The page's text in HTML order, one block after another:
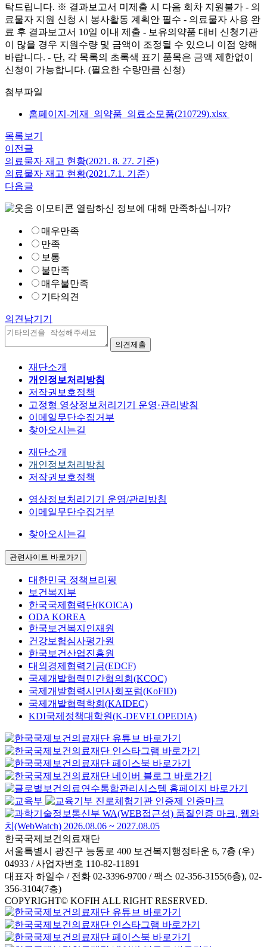
탁드립니다. ※ 결과보고서 미제출 시 다음 회차 지원불가 - 의
료물자 지원 신청 시 봉사활동 계획안 필수 - 의료물자 사용 완
료 후 결과보고서 10일 이내 제출 - 보유의약품 대비 신청기관
이 많을 경우 지원수량 및 금액이 조정될 수 있으니 이점 양해
바랍니다. - 단, 각 목록의 초록색 표기 품목은 금액 제한없이
신청이 가능합니다. (필요한 수량만큼 신청)
첨부파일
홈페이지-게재_의약품_의료소모품(210729).xlsx
목록보기
이전글
의료물자 재고 현황(2021. 8. 27. 기준)
의료물자 재고 현황(2021.7.1. 기준)
다음글
열람하신 정보에 대해 만족하십니까?
매우만족
만족
보통
불만족
매우불만족
기타의견
의견남기기
재단소개
개인정보처리방침
저작권보호정책
고정형 영상정보처리기기 운영·관리방침
이메일무단수집거부
찾아오시는길
재단소개
개인정보처리방침
저작권보호정책
영상정보처리기기 운영/관리방침
이메일무단수집거부
찾아오시는길
관련사이트 바로가기
대한민국 정책브리핑
보건복지부
한국국제협력단(KOICA)
ODA KOREA
한국보건복지인재원
건강보험심사평가원
한국보건산업진흥원
대외경제협력기금(EDCF)
국제개발협력민간협의회(KCOC)
국제개발협력시민사회포럼(KoFID)
국제개발협력학회(KAIDEC)
KDI국제정책대학원(K-DEVELOPEDIA)
한국국제보건의료재단
서울특별시 광진구 능동로 400 보건복지행정타운 6, 7층 (우)
04933 / 사업자번호 110-82-11891
대표자 하일수 / 전화 02-3396-9700 / 팩스 02-356-3155(6층), 02-
356-3104(7층)
COPYRIGHT© KOFIH ALL RIGHT RESERVED.